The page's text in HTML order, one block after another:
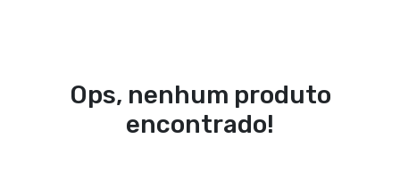
Ops, nenhum produto
encontrado!